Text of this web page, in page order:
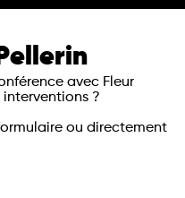
avec Fleur
interventions ?
ou directement